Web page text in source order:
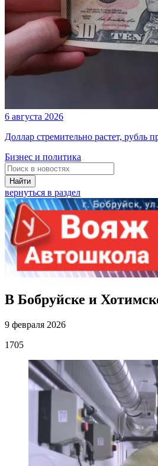
6 августа 2026
Доллар стремительно растет, рубль
Бизнес и политика
Найти
вернуться в раздел
В Бобруйске и
9 февраля 2026
1705